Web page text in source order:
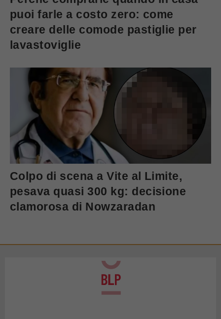
puoi farle a costo zero: come
creare delle comode pastiglie per
lavastoviglie
Colpo di scena a Vite al Limite,
pesava quasi 300 kg: decisione
clamorosa di Nowzaradan